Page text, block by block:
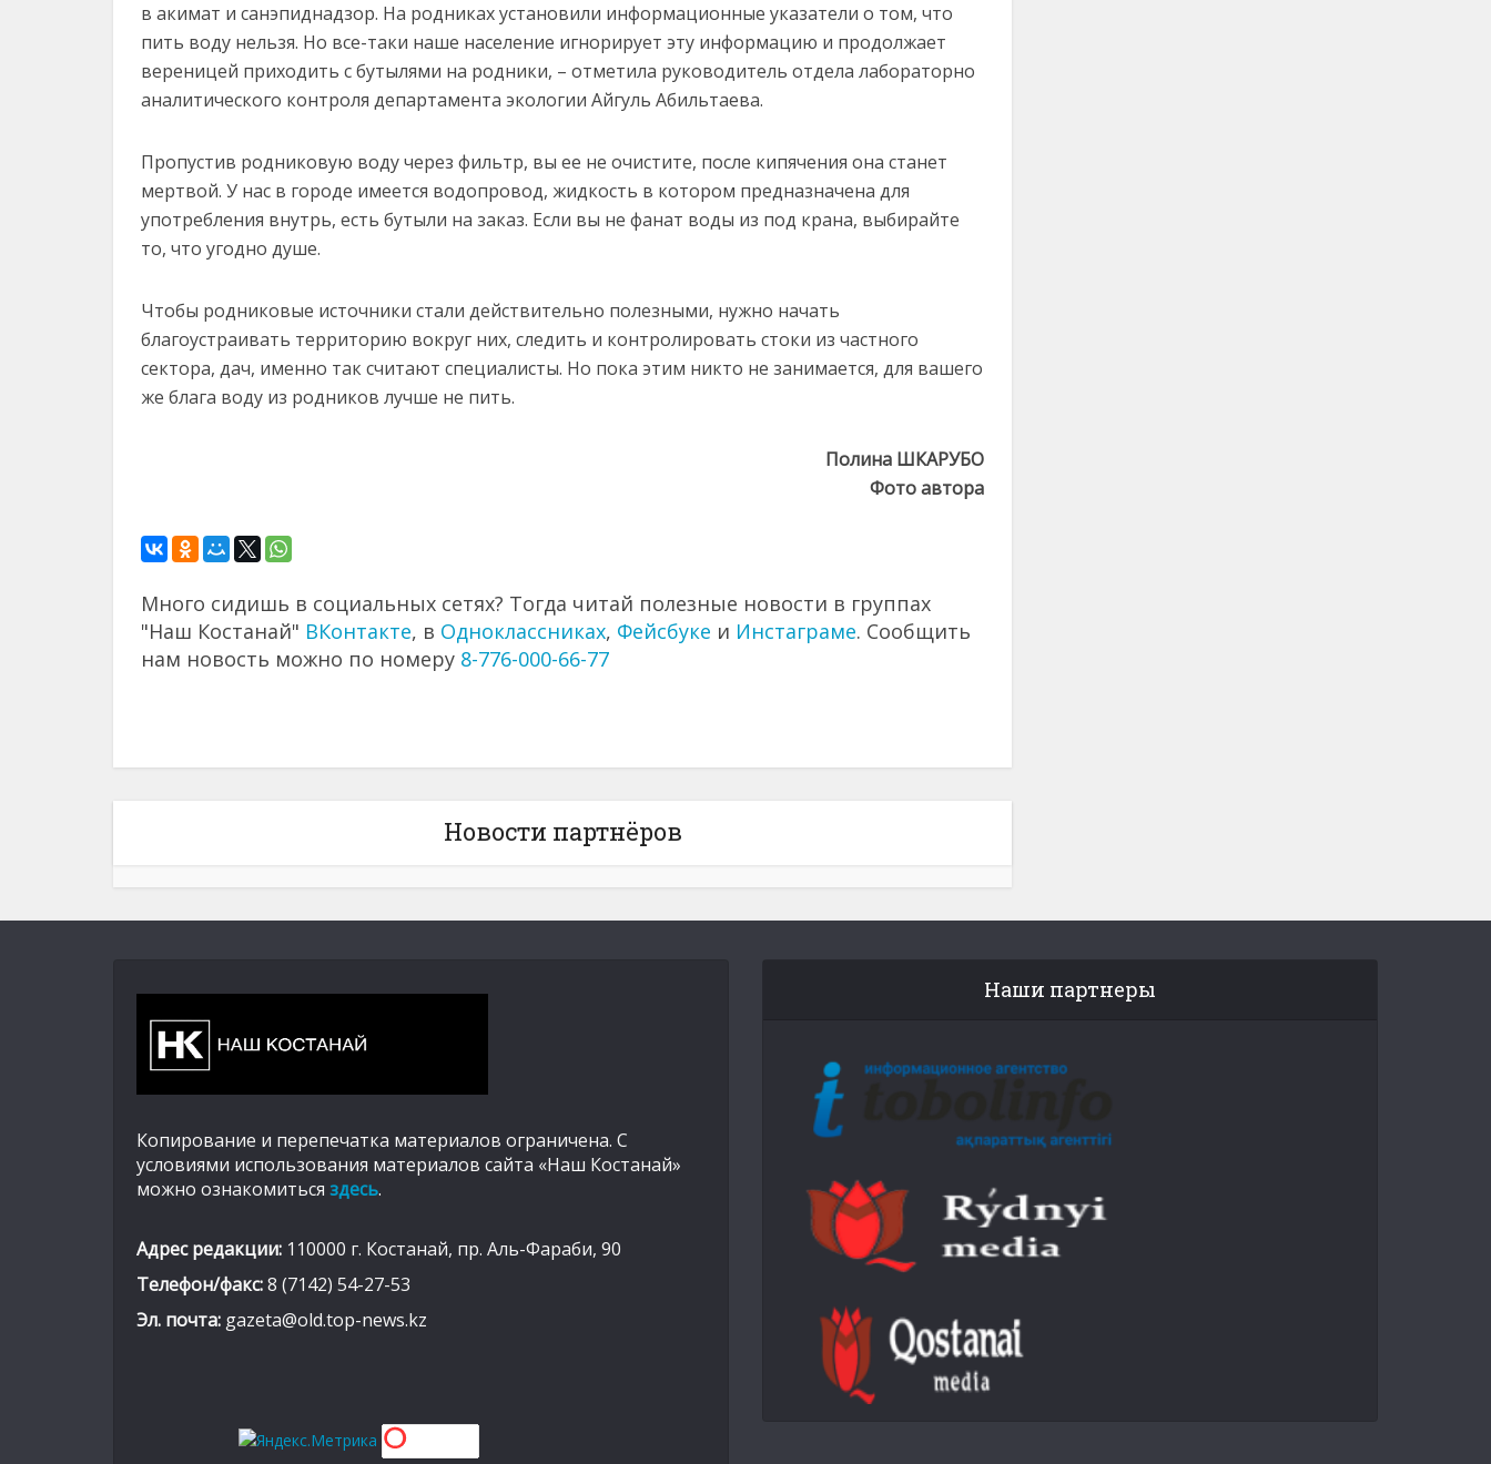
в акимат и санэпиднадзор. На родниках установили информационные указатели о том, что
пить воду нельзя. Но все-таки наше население игнорирует эту информацию и продолжает
вереницей приходить с бутылями на родники, – отметила руководитель отдела лабораторно
аналитического контроля департамента экологии Айгуль Абильтаева.
Пропустив родниковую воду через фильтр, вы ее не очистите, после кипячения она станет
мертвой. У нас в городе имеется водопровод, жидкость в котором предназначена для
употребления внутрь, есть бутыли на заказ. Если вы не фанат воды из под крана, выбирайте
то, что угодно душе.
Чтобы родниковые источники стали действительно полезными, нужно начать
благоустраивать территорию вокруг них, следить и контролировать стоки из частного
сектора, дач, именно так считают специалисты. Но пока этим никто не занимается, для вашего
же блага воду из родников лучше не пить.
Полина ШКАРУБО
Фото автора
Много сидишь в социальных сетях? Тогда читай полезные новости в группах
"Наш Костанай" ВКонтакте, в Одноклассниках, Фейсбуке и Инстаграме. Сообщить
нам новость можно по номеру 8-776-000-66-77
Новости партнёров
Копирование и перепечатка материалов ограничена. С
условиями использования материалов сайта «Наш Костанай»
можно ознакомиться здесь.
Адрес редакции: 110000 г. Костанай, пр. Аль-Фараби, 90
Телефон/факс:8 (7142) 54-27-53
Эл. почта: gazeta@old.top-news.kz
Наши партнеры